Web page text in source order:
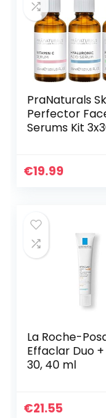
PraNaturals
Perfector
Serums Kit
C,
€19.99
La Roche-
Effaclar Duo +
30, 40 ml
€21.55